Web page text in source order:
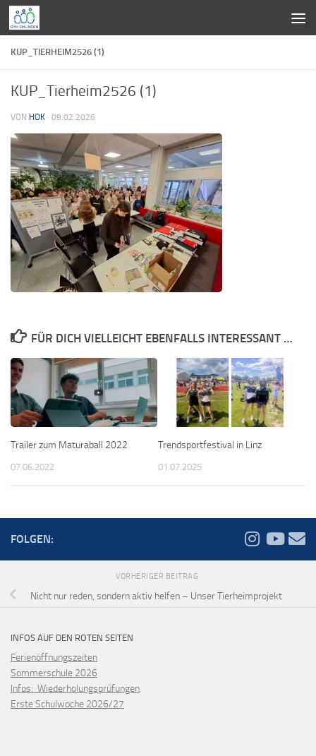
Zum Inhalt springen
KUP_TIERHEIM2526 (1)
KUP_Tierheim2526 (1)
VON HOK · 09.02.2026
FÜR DICH VIELLEICHT EBENFALLS INTERESSANT …
Trailer zum Maturaball 2022
07.06.2022
Trendsportfestival in Linz
01.07.2025
FOLGEN:
VORHERIGER BEITRAG
Nicht nur reden, sondern aktiv helfen – Unser Tierheimprojekt
INFOS AUF DEN ROTEN SEITEN
Ferienöffnungszeiten
Sommerschule 2026
Infos: Wiederholungsprüfungen
Erste Schulwoche 2026/27